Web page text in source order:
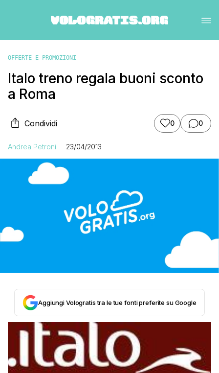
OFFERTE E PROMOZIONI
Italo treno regala buoni sconto
a Roma
Condividi 0 0
Andrea Petroni 23/04/2013
Aggiungi Vologratis tra le tue fonti preferite su Google